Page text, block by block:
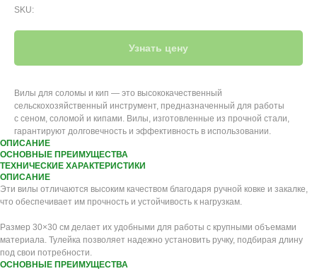
SKU:
Узнать цену
Вилы для соломы и кип — это высококачественный
сельскохозяйственный инструмент, предназначенный для работы
с сеном, соломой и кипами. Вилы, изготовленные из прочной стали,
гарантируют долговечность и эффективность в использовании.
ОПИСАНИЕ
ОСНОВНЫЕ ПРЕИМУЩЕСТВА
ТЕХНИЧЕСКИЕ ХАРАКТЕРИСТИКИ
ОПИСАНИЕ
Эти вилы отличаются высоким качеством благодаря ручной ковке и закалке,
что обеспечивает им прочность и устойчивость к нагрузкам.
Размер 30×30 см делает их удобными для работы с крупными объемами
материала. Тулейка позволяет надежно установить ручку, подбирая длину
под свои потребности.
ОСНОВНЫЕ ПРЕИМУЩЕСТВА